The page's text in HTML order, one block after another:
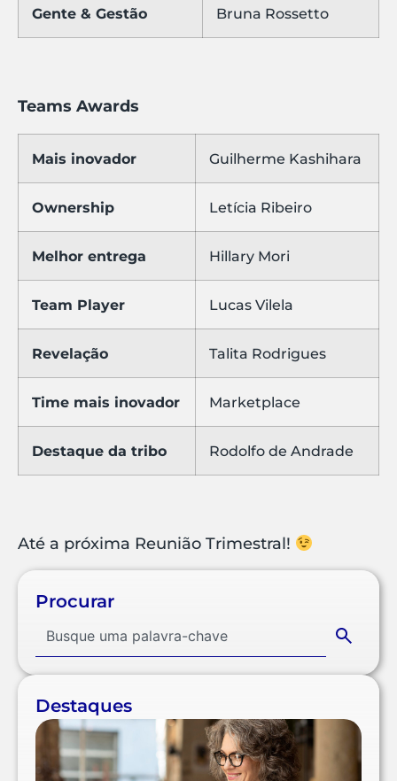
Gente & Gestão Bruna Rossetto
Teams Awards
Mais inovador Guilherme Kashihara
Ownership Letícia Ribeiro
Melhor entrega Hillary Mori
Team Player Lucas Vilela
Revelação Talita Rodrigues
Time mais inovador Marketplace
Destaque da tribo Rodolfo de Andrade
Até a próxima Reunião Trimestral!
Procurar
Destaques